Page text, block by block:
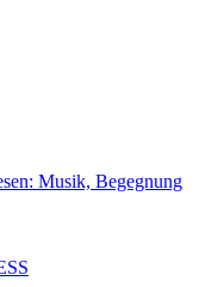
Musik, Begegnung